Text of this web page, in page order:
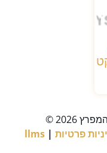
2026 ©
פרטיות |
llms